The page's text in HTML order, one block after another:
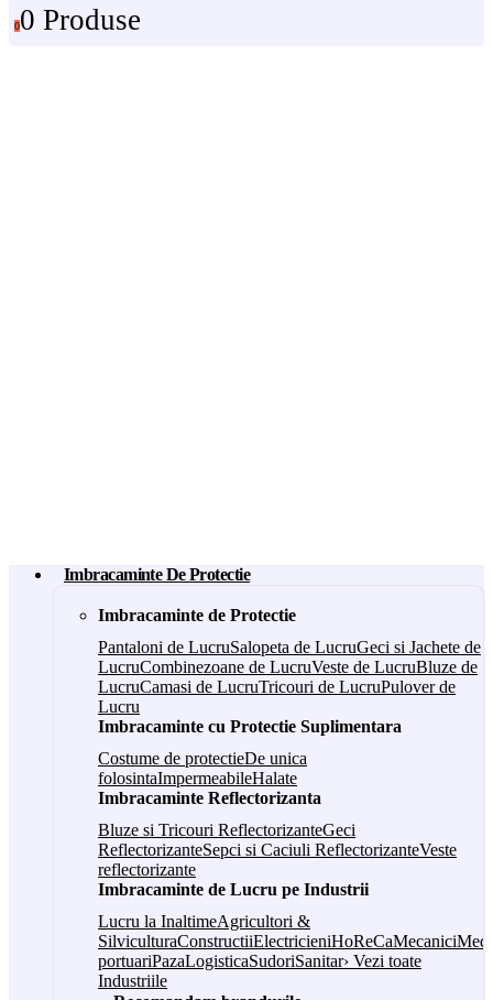
00 Produse
Imbracaminte De Protectie
Imbracaminte de Protectie
Pantaloni de LucruSalopeta de LucruGeci si Jachete de
LucruCombinezoane de LucruVeste de LucruBluze de
LucruCamasi de LucruTricouri de LucruPulover de
Lucru
Imbracaminte cu Protectie Suplimentara
Costume de protectieDe unica
folosintaImpermeabileHalate
Imbracaminte Reflectorizanta
Bluze si Tricouri ReflectorizanteGeci
ReflectorizanteSepci si Caciuli ReflectorizanteVeste
reflectorizante
Imbracaminte de Lucru pe Industrii
Lucru la InaltimeAgricultori &
SilviculturaConstructiiElectricieniHoReCaMecanici
portuariPazaLogisticaSudoriSanitar› Vezi toate
Industriile